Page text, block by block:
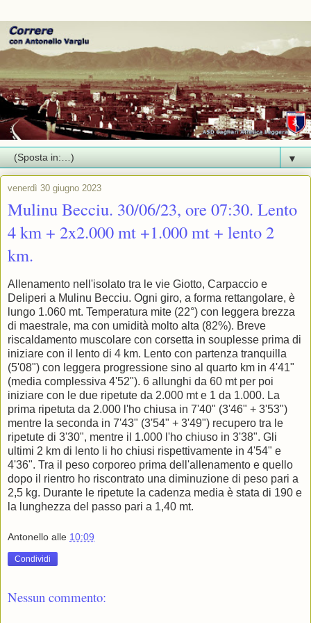
▼
venerdì 30 giugno 2023
Mulinu Becciu. 30/06/23, ore 07:30. Lento
4 km + 2x2.000 mt +1.000 mt + lento 2
km.
Allenamento nell'isolato tra le vie Giotto, Carpaccio e
Deliperi a Mulinu Becciu. Ogni giro, a forma rettangolare, è
lungo 1.060 mt. Temperatura mite (22°) con leggera brezza
di maestrale, ma con umidità molto alta (82%). Breve
riscaldamento muscolare con corsetta in souplesse prima di
iniziare con il lento di 4 km. Lento con partenza tranquilla
(5'08") con leggera progressione sino al quarto km in 4'41"
(media complessiva 4'52"). 6 allunghi da 60 mt per poi
iniziare con le due ripetute da 2.000 mt e 1 da 1.000. La
prima ripetuta da 2.000 l'ho chiusa in 7'40" (3'46" + 3'53")
mentre la seconda in 7'43" (3'54" + 3'49") recupero tra le
ripetute di 3'30", mentre il 1.000 l'ho chiuso in 3'38". Gli
ultimi 2 km di lento li ho chiusi rispettivamente in 4'54" e
4'36". Tra il peso corporeo prima dell'allenamento e quello
dopo il rientro ho riscontrato una diminuzione di peso pari a
2,5 kg. Durante le ripetute la cadenza media è stata di 190 e
la lunghezza del passo pari a 1,40 mt.
Antonello alle 10:09
Condividi
Nessun commento: